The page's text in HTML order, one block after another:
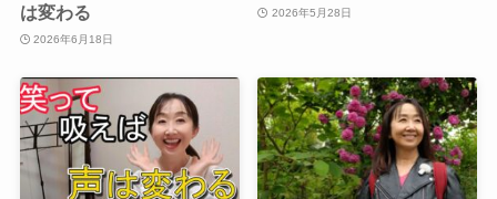
は変わる
2026年6月18日
2026年5月28日